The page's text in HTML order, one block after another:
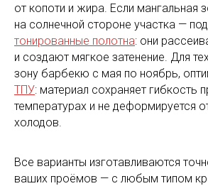
от копоти и жира. Если мангальная
на солнечной стороне участка —
тонированные полотна: они
и создают мягкое затенение. Для
зону барбекю с мая по ноябрь,
ТПУ: материал сохраняет гибкость
температурах и не деформируется
холодов.
Все варианты изготавливаются
ваших проёмов — с любым типом